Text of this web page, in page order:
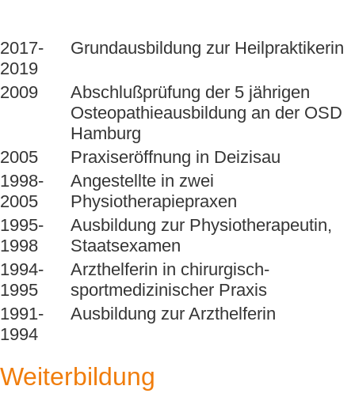
2017-
2019
Grundausbildung zur Heilpraktikerin
2009
Abschlußprüfung der 5 jährigen
Osteopathieausbildung an der OSD
Hamburg
2005
Praxiseröffnung in Deizisau
1998-
2005
Angestellte in zwei
Physiotherapiepraxen
1995-
1998
Ausbildung zur Physiotherapeutin,
Staatsexamen
1994-
1995
Arzthelferin in chirurgisch-
sportmedizinischer Praxis
1991-
1994
Ausbildung zur Arzthelferin
Weiterbildung